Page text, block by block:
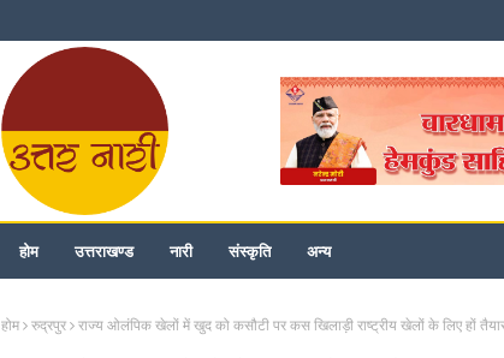
होम उत्तराखण्ड नारी संस्कृति अन्य
होम रुद्रपुर राज्य ओलंपिक खेलों में खुद को कसौटी पर कस खिलाड़ी राष्ट्रीय खेलों के लिए हों